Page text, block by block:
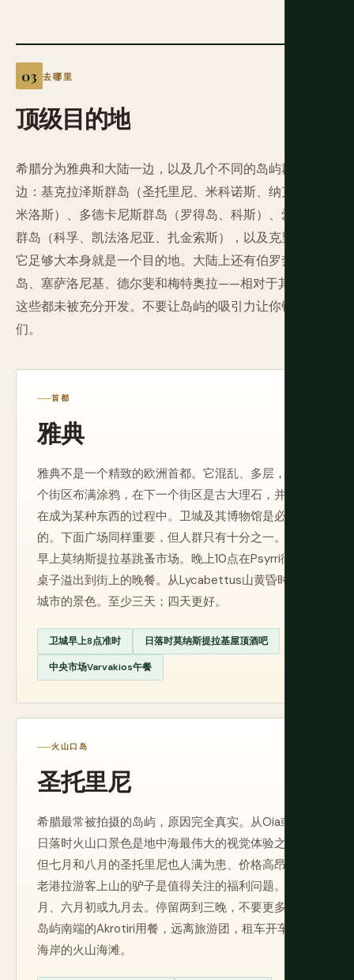
去哪里
顶级目的地
希腊分为雅典和大陆一边，以及几个不同的岛屿群另一
边：基克拉泽斯群岛（圣托里尼、米科诺斯、纳克索斯、
米洛斯）、多德卡尼斯群岛（罗得岛、科斯）、爱奥尼亚
群岛（科孚、凯法洛尼亚、扎金索斯），以及克里特岛，
它足够大本身就是一个目的地。大陆上还有伯罗奔尼撒半
岛、塞萨洛尼基、德尔斐和梅特奥拉——相对于其质量，
这些都未被充分开发。不要让岛屿的吸引力让你错过它
们。
首都
雅典
雅典不是一个精致的欧洲首都。它混乱、多层，在一
个街区布满涂鸦，在下一个街区是古大理石，并始终
在成为某种东西的过程中。卫城及其博物馆是必去
的。下面广场同样重要，但人群只有十分之一。周日
早上莫纳斯提拉基跳蚤市场。晚上10点在Psyrri街上的
桌子溢出到街上的晚餐。从Lycabettus山黄昏时俯瞰
城市的景色。至少三天；四天更好。
卫城早上8点准时 日落时莫纳斯提拉基屋顶酒吧
中央市场Varvakios午餐
火山口岛
圣托里尼
希腊最常被拍摄的岛屿，原因完全真实。从Oia或Fira
日落时火山口景色是地中海最伟大的视觉体验之一。
但七月和八月的圣托里尼也人满为患、价格高昂，从
老港拉游客上山的驴子是值得关注的福利问题。五
月、六月初或九月去。停留两到三晚，不要更多。在
岛屿南端的Akrotiri用餐，远离旅游团，租车开车到东
海岸的火山海滩。